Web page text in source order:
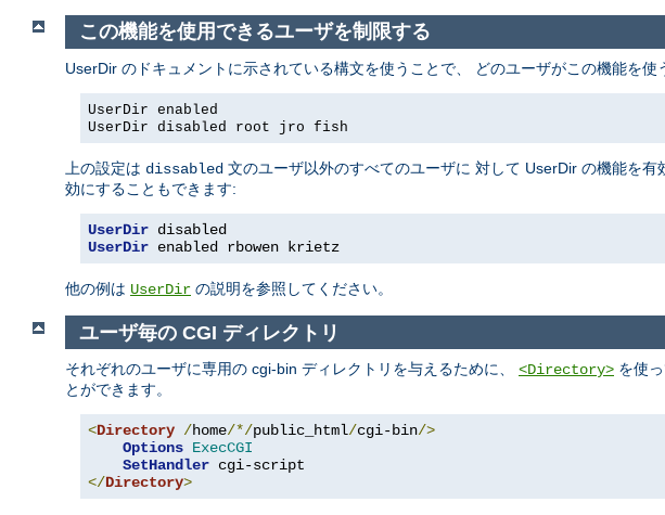
この機能を使用できるユーザを制限する
UserDir のドキュメントに示されている構文を使うことで、 どのユーザがこの機能を
UserDir enabled
UserDir disabled root jro fish
上の設定は dissabled 文のユーザ以外のすべてのユーザに 対して UserDir の機能を
効にすることもできます:
UserDir disabled
UserDir enabled rbowen krietz
他の例は UserDir の説明を参照してください。
ユーザ毎の CGI ディレクトリ
それぞれのユーザに専用の cgi-bin ディレクトリを与えるために、 <Directory> を使
とができます。
<Directory /home/*/public_html/cgi-bin/>
Options ExecCGI
SetHandler
</Directory>